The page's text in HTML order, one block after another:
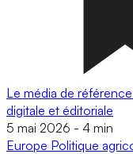
Le média de
digitale et éditoriale
5 mai 2026 - 4 min
Europe Politique